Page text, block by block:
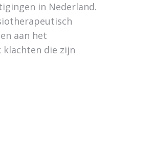
in Nederland.
aan het
die zijn